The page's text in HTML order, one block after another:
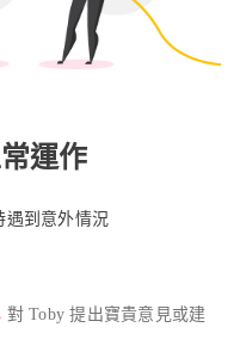
運作
遇到意外情況
對 Toby 提出寶貴意見或建